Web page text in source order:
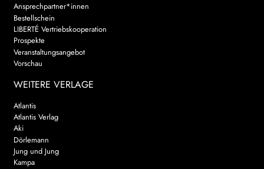
Ansprechpartner*innen
Bestellschein
LIBERTÉ Vertriebskooperation
Prospekte
Veranstaltungsangebot
Vorschau
WEITERE VERLAGE
Atlantis
Atlantis Verlag
Aki
Dörlemann
Jung und Jung
Kampa